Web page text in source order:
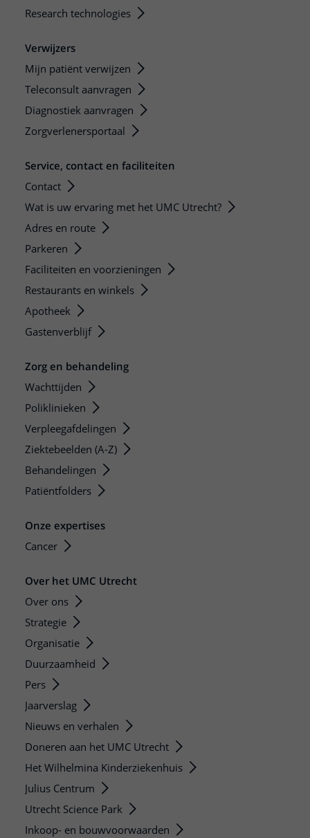
Research technologies
Verwijzers
Mijn patiënt verwijzen
Teleconsult aanvragen
Diagnostiek aanvragen
Zorgverlenersportaal
Service, contact en faciliteiten
Contact
Wat is uw ervaring met het UMC Utrecht?
Adres en route
Parkeren
Faciliteiten en voorzieningen
Restaurants en winkels
Apotheek
Gastenverblijf
Zorg en behandeling
Wachttijden
Poliklinieken
Verpleegafdelingen
Ziektebeelden (A-Z)
Behandelingen
Patiëntfolders
Onze expertises
Cancer
Over het UMC Utrecht
Over ons
Strategie
Organisatie
Duurzaamheid
Pers
Jaarverslag
Nieuws en verhalen
Doneren aan het UMC Utrecht
Het Wilhelmina Kinderziekenhuis
Julius Centrum
Utrecht Science Park
Inkoop- en bouwvoorwaarden